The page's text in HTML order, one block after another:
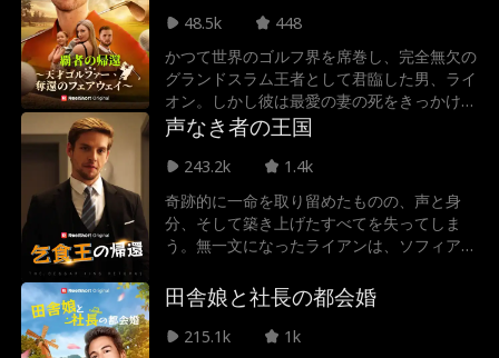
48.5k
448
かつて世界のゴルフ界を席巻し、完全無欠の
グランドスラム王者として君臨した男、ライ
オン。しかし彼は最愛の妻の死をきっかけ
に、誰も超えられない伝説だけを残し、絶頂
期に突如として姿を消した。それから数年。
男は素性を隠し、しがないゴルフクラブの庭
師として、這いつくばるように雑草を抜き芝
を刈る日々を送っていた。すべては、男手ひ
とつで育てる幼い娘のため。だが、愛する娘
にまともな生活と未来を与えるため、男は再
て、かつての栄光を取り戻すことはできるの
声なき者の王国
243.2k
1.4k
奇跡的に一命を取り留めたものの、声と身
分、そして築き上げたすべてを失ってしま
う。無一文になったライアンは、ソフィアと
彼女の家族が営む小さなレストランで働くこ
とになる。 ソフィアの意地悪な継母ダイア
ンからの執拗ないじめを受けながらも、ライ
田舎娘と社長の都会婚
215.1k
1k